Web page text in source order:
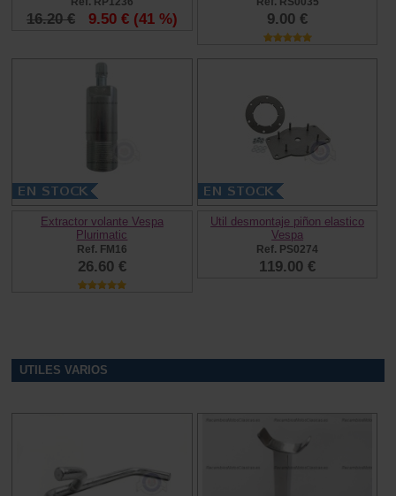
16.20 € 9.50 € (41 %) 9.00 €
Extractor volante Vespa
Plurimatic
Ref. FM16
26.60 €
Util desmontaje piñon elastico
Vespa
Ref. PS0274
119.00 €
UTILES VARIOS